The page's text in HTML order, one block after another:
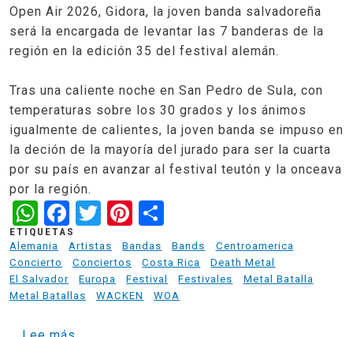
Open Air 2026, Gidora, la joven banda salvadoreña
será la encargada de levantar las 7 banderas de la
región en la edición 35 del festival alemán.
Tras una caliente noche en San Pedro de Sula, con
temperaturas sobre los 30 grados y los ánimos
igualmente de calientes, la joven banda se impuso en
la deción de la mayoría del jurado para ser la cuarta
por su país en avanzar al festival teutón y la onceava
por la región.
WhatsApp
Facebook
TwitterPinterest
ETIQUETAS
Alemania
Artistas Bandas Bands
Centroamerica
Concierto
Conciertos Costa Rica
Death Metal
El Salvador
Europa Festival Festivales
Metal Batalla
Metal Batallas
WACKEN WOA